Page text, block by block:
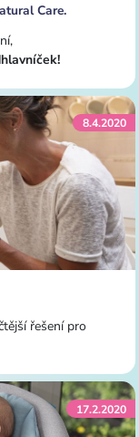
Care.
8.4.2020
řešení pro
17.2.2020